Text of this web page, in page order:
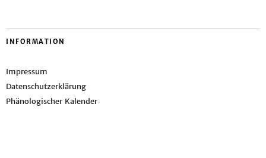
INFORMATION
Impressum
Datenschutzerklärung
Phänologischer Kalender